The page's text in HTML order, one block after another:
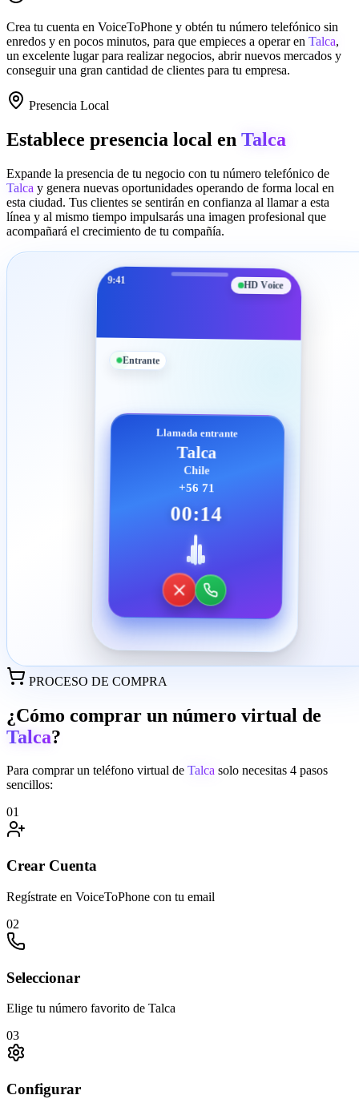
Crea tu cuenta en VoiceToPhone y obtén tu número telefónico sin
enredos y en pocos minutos, para que empieces a operar en Talca,
un excelente lugar para realizar negocios, abrir nuevos mercados y
conseguir una gran cantidad de clientes para tu empresa.
Presencia Local
Establece presencia local en Talca
Expande la presencia de tu negocio con tu número telefónico de
Talca y genera nuevas oportunidades operando de forma local en
esta ciudad. Tus clientes se sentirán en confianza al llamar a esta
línea y al mismo tiempo impulsarás una imagen profesional que
acompañará el crecimiento de tu compañía.
9:41 HD Voice
Entrante
Llamada entrante
Talca
Chile
+56 71
00:14
PROCESO DE COMPRA
¿Cómo comprar un número virtual de
Talca?
Para comprar un teléfono virtual de Talca solo necesitas 4 pasos
sencillos:
01
Crear Cuenta
Regístrate en VoiceToPhone con tu email
02
Seleccionar
Elige tu número favorito de Talca
03
Configurar